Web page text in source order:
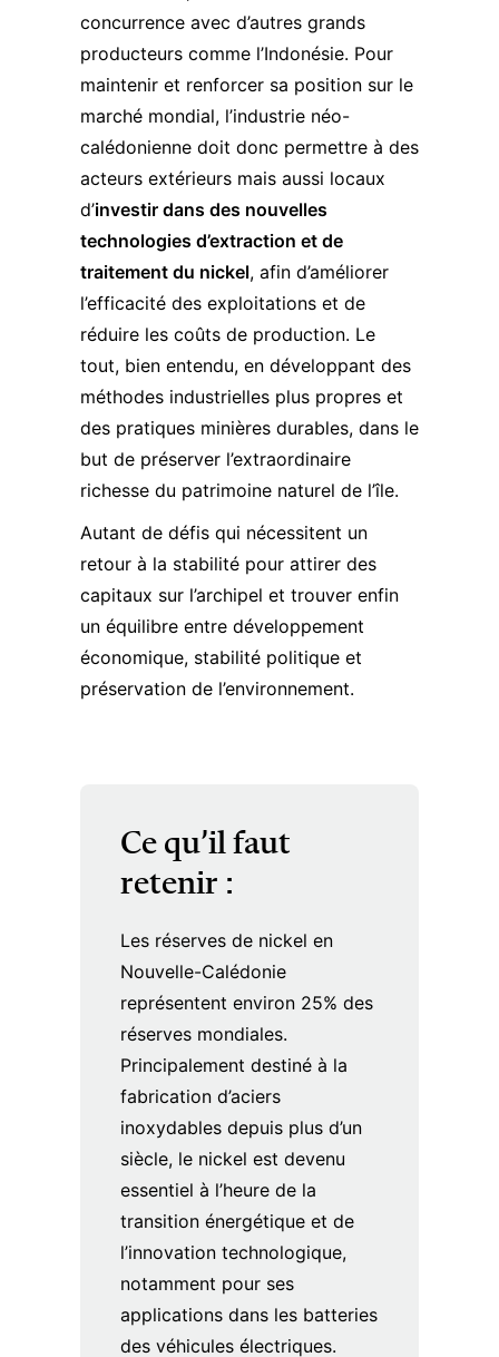
concurrence avec d’autres grands
producteurs comme l’Indonésie. Pour
maintenir et renforcer sa position sur le
marché mondial, l’industrie néo-
calédonienne doit donc permettre à des
acteurs extérieurs mais aussi locaux
d’investir dans des nouvelles
technologies d’extraction et de
traitement du nickel, afin d’améliorer
l’efficacité des exploitations et de
réduire les coûts de production. Le
tout, bien entendu, en développant des
méthodes industrielles plus propres et
des pratiques minières durables, dans le
but de préserver l’extraordinaire
richesse du patrimoine naturel de l’île.
Autant de défis qui nécessitent un
retour à la stabilité pour attirer des
capitaux sur l’archipel et trouver enfin
un équilibre entre développement
économique, stabilité politique et
préservation de l’environnement.
Ce qu’il faut
retenir :
Les réserves de nickel en
Nouvelle-Calédonie
représentent environ 25% des
réserves mondiales.
Principalement destiné à la
fabrication d’aciers
inoxydables depuis plus d’un
siècle, le nickel est devenu
essentiel à l’heure de la
transition énergétique et de
l’innovation technologique,
notamment pour ses
applications dans les batteries
des véhicules électriques.